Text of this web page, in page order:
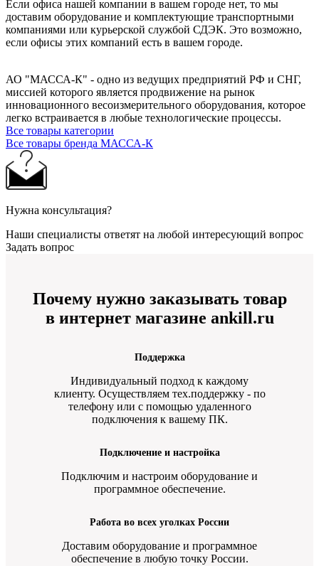
Если офиса нашей компании в вашем городе нет, то мы
доставим оборудование и комплектующие транспортными
компаниями или курьерской службой СДЭК. Это возможно,
если офисы этих компаний есть в вашем городе.
АО "МАССА-К" - одно из ведущих предприятий РФ и СНГ,
миссией которого является продвижение на рынок
инновационного весоизмерительного оборудования, которое
легко встраивается в любые технологические процессы.
Все товары категории
Все товары бренда МАССА-К
Нужна консультация?
Наши специалисты ответят на любой интересующий вопрос
Задать вопрос
Почему нужно заказывать товар
в интернет магазине ankill.ru
Поддержка
Индивидуальный подход к каждому
клиенту. Осуществляем тех.поддержку - по
телефону или с помощью удаленного
подключения к вашему ПК.
Подключение и настройка
Подключим и настроим оборудование и
программное обеспечение.
Работа во всех уголках России
Доставим оборудование и программное
обеспечение в любую точку России.